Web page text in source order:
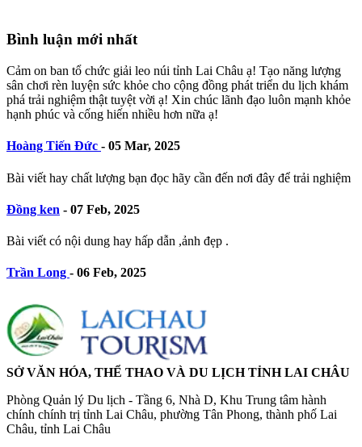
Bình luận mới nhất
Cảm on ban tổ chức giải leo núi tỉnh Lai Châu ạ! Tạo năng lượng
sân chơi rèn luyện sức khỏe cho cộng đồng phát triển du lịch khám
phá trải nghiệm thật tuyệt vời ạ! Xin chúc lãnh đạo luôn mạnh khỏe
hạnh phúc và cống hiến nhiều hơn nữa ạ!
Hoàng Tiến Đức - 05 Mar, 2025
Bài viết hay chất lượng bạn đọc hãy cần đến nơi đây để trải nghiệm
Đồng ken - 07 Feb, 2025
Bài viết có nội dung hay hấp dẫn ,ảnh đẹp .
Trần Long - 06 Feb, 2025
SỞ VĂN HÓA, THỂ THAO VÀ DU LỊCH TỈNH LAI CHÂU
Phòng Quản lý Du lịch - Tầng 6, Nhà D, Khu Trung tâm hành
chính chính trị tỉnh Lai Châu, phường Tân Phong, thành phố Lai
Châu, tỉnh Lai Châu